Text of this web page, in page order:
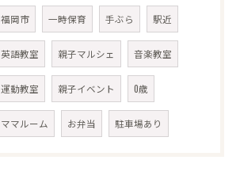
福岡市 一時保育 手ぶら 駅近
英語教室 親子マルシェ 音楽教室
運動教室 親子イベント 0歳
ママルーム お弁当 駐車場あり